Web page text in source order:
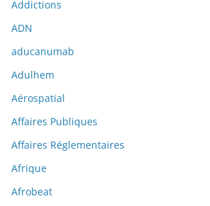
Addictions
ADN
aducanumab
Adulhem
Aérospatial
Affaires Publiques
Affaires Réglementaires
Afrique
Afrobeat